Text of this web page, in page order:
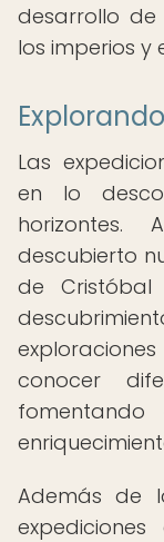
desarrollo de
los imperios y
Las
en lo
descubierto
de
conocer
Además de